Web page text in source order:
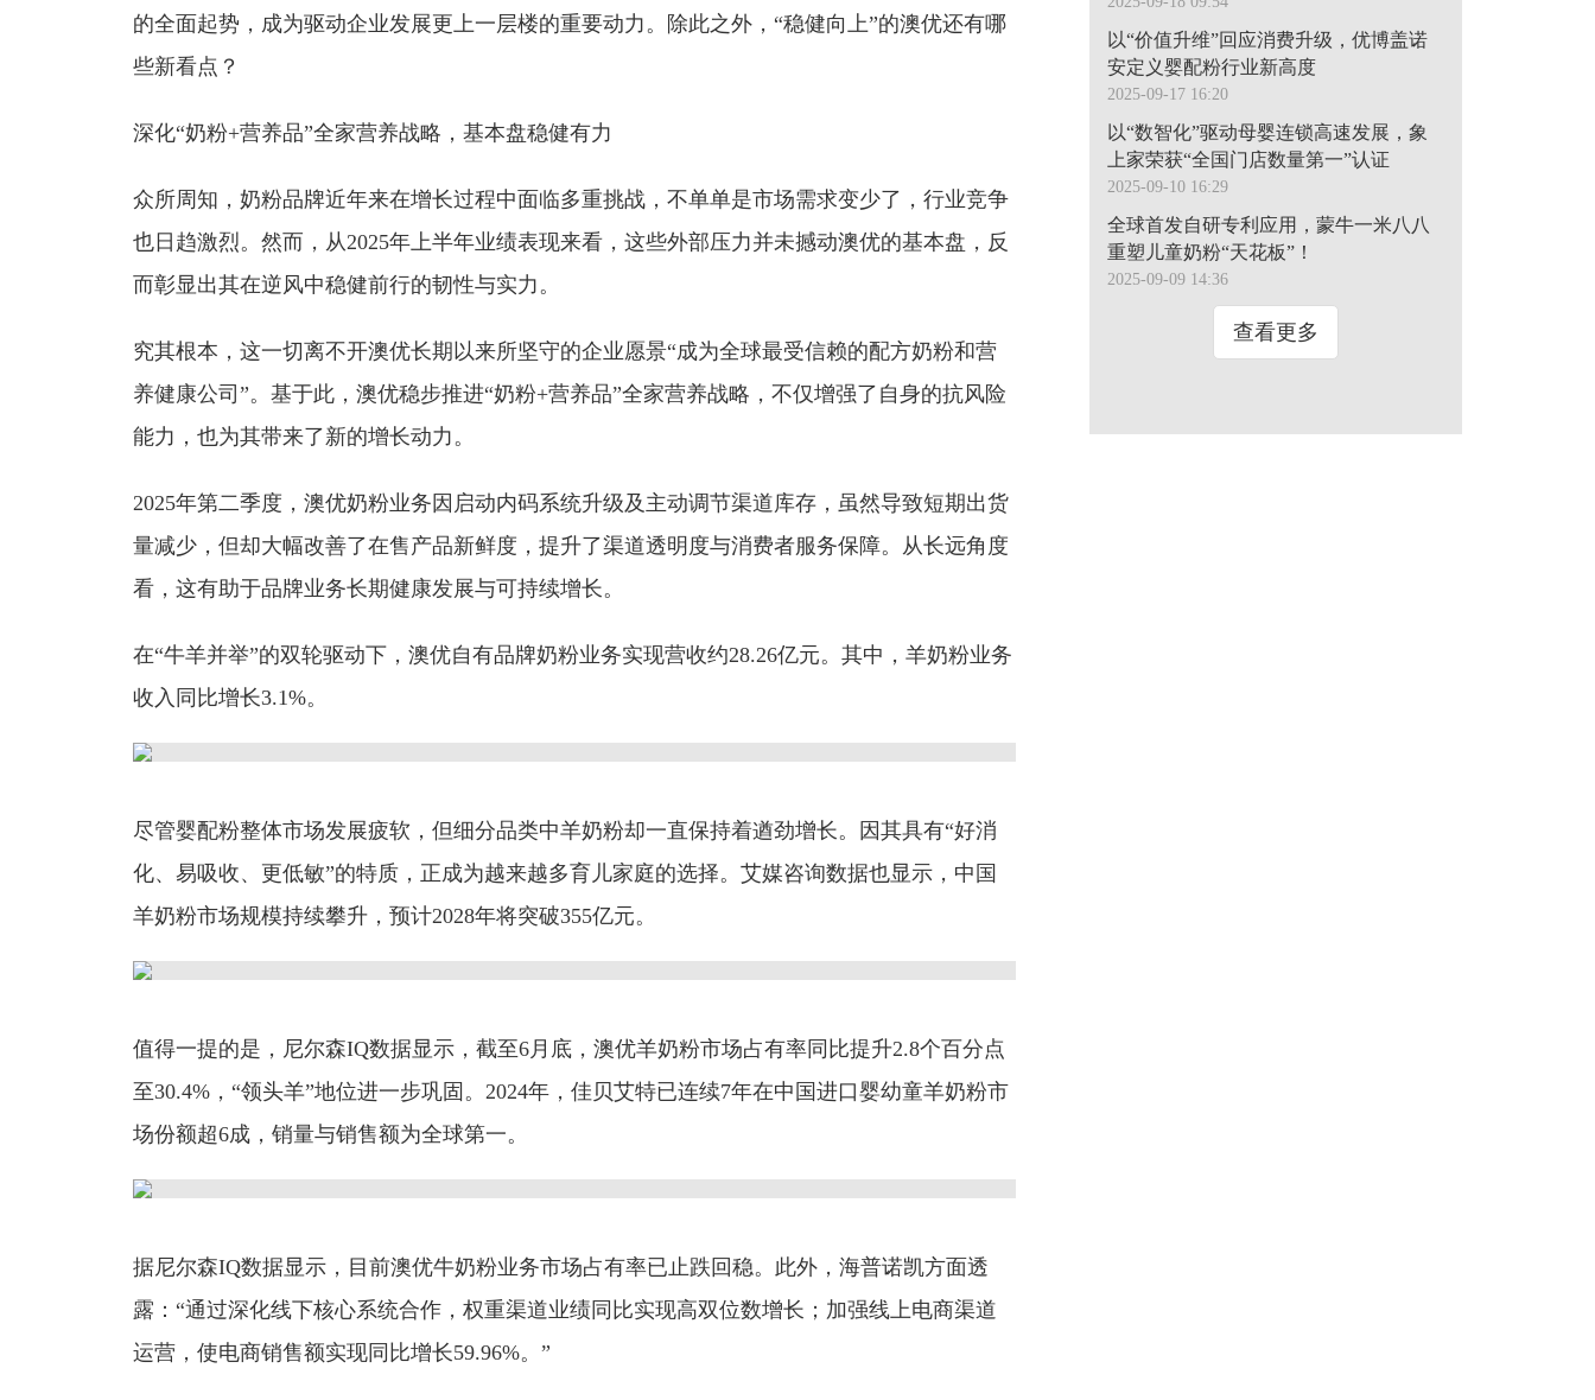
的全面起势，成为驱动企业发展更上一层楼的重要动力。除此之外，“稳健向上”的澳优还有哪
些新看点？
深化“奶粉+营养品”全家营养战略，基本盘稳健有力
众所周知，奶粉品牌近年来在增长过程中面临多重挑战，不单单是市场需求变少了，行业竞争
也日趋激烈。然而，从2025年上半年业绩表现来看，这些外部压力并未撼动澳优的基本盘，反
而彰显出其在逆风中稳健前行的韧性与实力。
究其根本，这一切离不开澳优长期以来所坚守的企业愿景“成为全球最受信赖的配方奶粉和营
养健康公司”。基于此，澳优稳步推进“奶粉+营养品”全家营养战略，不仅增强了自身的抗风险
能力，也为其带来了新的增长动力。
2025年第二季度，澳优奶粉业务因启动内码系统升级及主动调节渠道库存，虽然导致短期出货
量减少，但却大幅改善了在售产品新鲜度，提升了渠道透明度与消费者服务保障。从长远角度
看，这有助于品牌业务长期健康发展与可持续增长。
在“牛羊并举”的双轮驱动下，澳优自有品牌奶粉业务实现营收约28.26亿元。其中，羊奶粉业务
收入同比增长3.1%。
尽管婴配粉整体市场发展疲软，但细分品类中羊奶粉却一直保持着遒劲增长。因其具有“好消
化、易吸收、更低敏”的特质，正成为越来越多育儿家庭的选择。艾媒咨询数据也显示，中国
羊奶粉市场规模持续攀升，预计2028年将突破355亿元。
值得一提的是，尼尔森IQ数据显示，截至6月底，澳优羊奶粉市场占有率同比提升2.8个百分点
至30.4%，“领头羊”地位进一步巩固。2024年，佳贝艾特已连续7年在中国进口婴幼童羊奶粉市
场份额超6成，销量与销售额为全球第一。
据尼尔森IQ数据显示，目前澳优牛奶粉业务市场占有率已止跌回稳。此外，海普诺凯方面透
露：“通过深化线下核心系统合作，权重渠道业绩同比实现高双位数增长；加强线上电商渠道
运营，使电商销售额实现同比增长59.96%。”
以“价值升维”回应消费升级，优博盖诺
安定义婴配粉行业新高度
2025-09-17 16:20
以“数智化”驱动母婴连锁高速发展，象
上家荣获“全国门店数量第一”认证
2025-09-10 16:29
全球首发自研专利应用，蒙牛一米八八
重塑儿童奶粉“天花板”！
2025-09-09 14:36
查看更多